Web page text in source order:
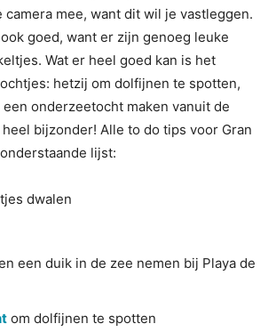
camera mee, want dit wil je vastleggen.
goed, want er zijn genoeg leuke
Wat er heel goed kan is het
hetzij om dolfijnen te spotten,
onderzeetocht maken vanuit de
bijzonder! Alle to do tips voor Gran
lijst:
dwalen
een duik in de zee nemen bij Playa de
om dolfijnen te spotten